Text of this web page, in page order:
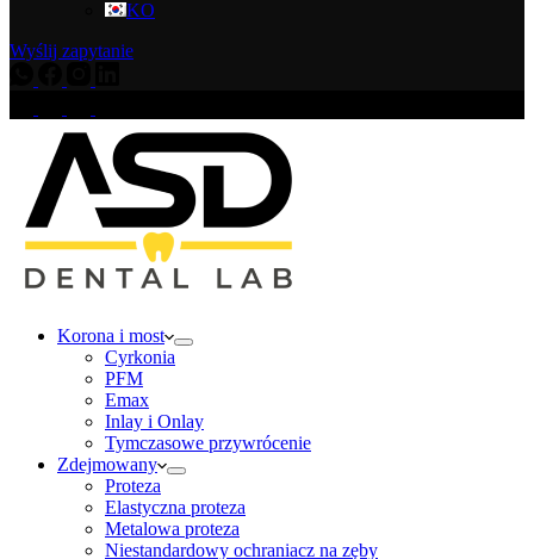
KO
Wyślij zapytanie
Korona i most
Cyrkonia
PFM
Emax
Inlay i Onlay
Tymczasowe przywrócenie
Zdejmowany
Proteza
Elastyczna proteza
Metalowa proteza
Niestandardowy ochraniacz na zęby